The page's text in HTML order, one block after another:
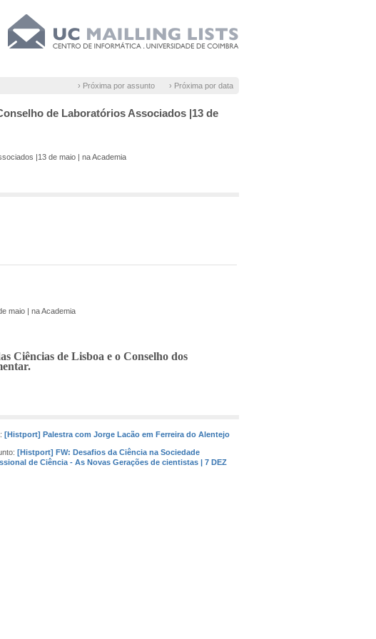
› Próxima por assunto › Próxima por data
de Laboratórios Associados |13 de
|13 de maio | na Academia
maio | na Academia
Ciências de Lisboa e o Conselho dos
[Histport] Palestra com Jorge Lacão em Ferreira do Alentejo
[Histport] FW: Desafios da Ciência na Sociedade
de Ciência - As Novas Gerações de cientistas | 7 DEZ